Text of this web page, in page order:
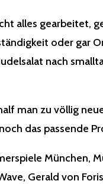
alles gearbeitet,
oder gar
nach
man zu völlig
das passende
München,
Gerald von